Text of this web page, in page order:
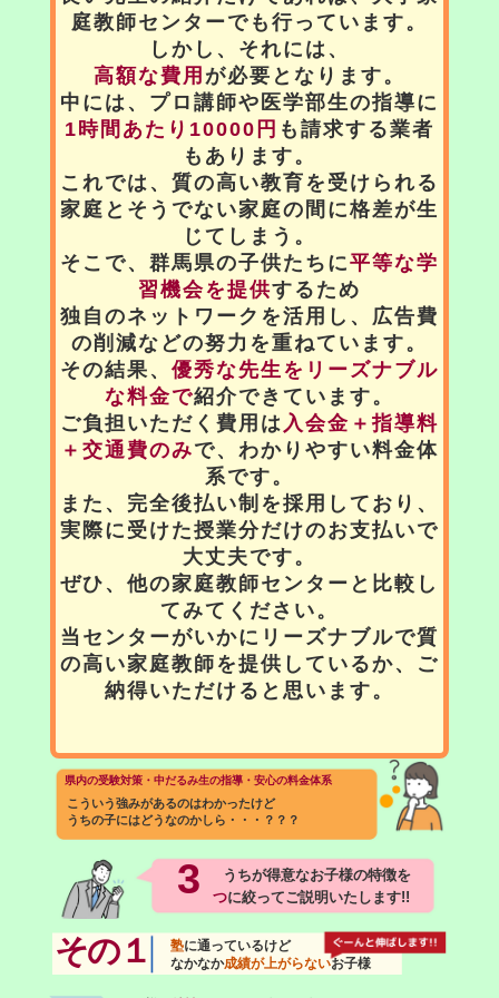
庭教師センターでも行っています。
しかし、それには、
高額な費用 が必要となります。
中には、プロ講師や医学部生の指導に
1時間あたり10000円 も請求する業者
もあります。
これでは、質の高い教育を受けられる
家庭とそうでない家庭の間に格差が生
じてしまう。
そこで、群馬県の子供たちに平等な学
習機会を提供するため
独自のネットワークを活用し、広告費
の削減などの努力を重ねています。
その結果、 優秀な先生をリーズナブル
な料金で紹介できています。
ご負担いただく費用は 入会金＋指導料
＋交通費のみで、わかりやすい料金体
系です。
また、完全後払い制を採用しており、
実際に受けた授業分だけのお支払いで
大丈夫です。
ぜひ、他の家庭教師センターと比較し
てみてください。
当センターがいかにリーズナブルで質
の高い家庭教師を提供しているか、ご
納得いただけると思います。
県内の受験対策・中だるみ生の指導・安心の料金体系
こういう強みがあるのはわかったけど
うちの子にはどうなのかしら・・・？？？
うちが得意なお子様の特徴を
3 つに絞ってご説明いたします!!
その１ 塾に通っているけど
なかなか成績が上がらないお子様